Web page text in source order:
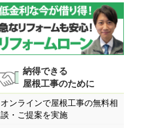
納得できる
屋根工事のために
オンラインで屋根工事の無料相
談・ご提案を実施